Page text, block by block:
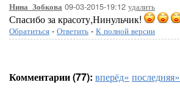
Нина_Зобкова 09-03-2015-19:12 удалить
Спасибо за красоту,Нинульчик!
Обратиться - Ответить - К полной версии
Комментарии (77): вперёд» последняя»